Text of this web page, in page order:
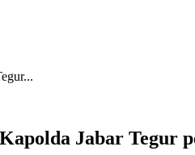
Jabar Tegur